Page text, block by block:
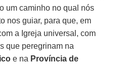
um caminho no qual nós
nos guiar, para que, em
a Igreja universal, com
que peregrinam na
e na Província de